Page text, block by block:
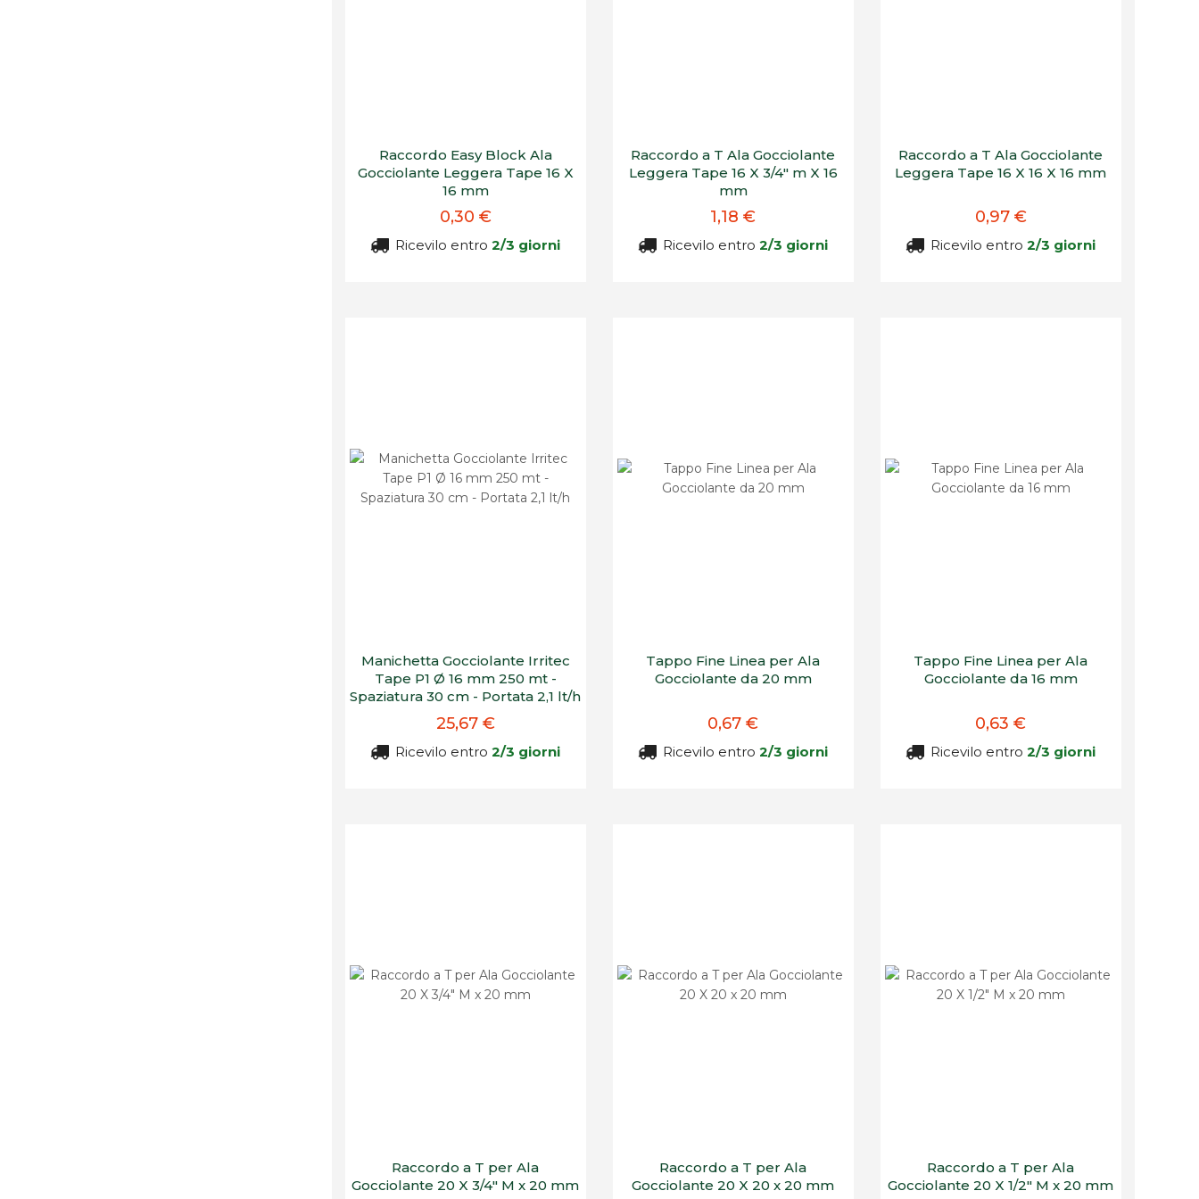
Raccordo Easy Block Ala
Gocciolante Leggera Tape 16 X
16 mm
0,30 €
Ricevilo entro2/3 giorni
Raccordo a T Ala Gocciolante
Leggera Tape 16 X 3/4" m X 16
mm
1,18 €
Ricevilo entro2/3 giorni
Raccordo a T Ala Gocciolante
Leggera Tape 16 X 16 X 16 mm
0,97 €
Ricevilo entro2/3 giorni
Manichetta Gocciolante Irritec
Tape P1 Ø 16 mm 250 mt -
Spaziatura 30 cm - Portata 2,1 lt/h
25,67 €
Ricevilo entro2/3 giorni
Tappo Fine Linea per Ala
Gocciolante da 20 mm
0,67 €
Ricevilo entro2/3 giorni
Tappo Fine Linea per Ala
Gocciolante da 16 mm
0,63 €
Ricevilo entro2/3 giorni
Raccordo a T per Ala
Gocciolante 20 X 3/4" M x 20 mm
Raccordo a T per Ala
Gocciolante 20 X 20 x 20 mm
Raccordo a T per Ala
Gocciolante 20 X 1/2" M x 20 mm